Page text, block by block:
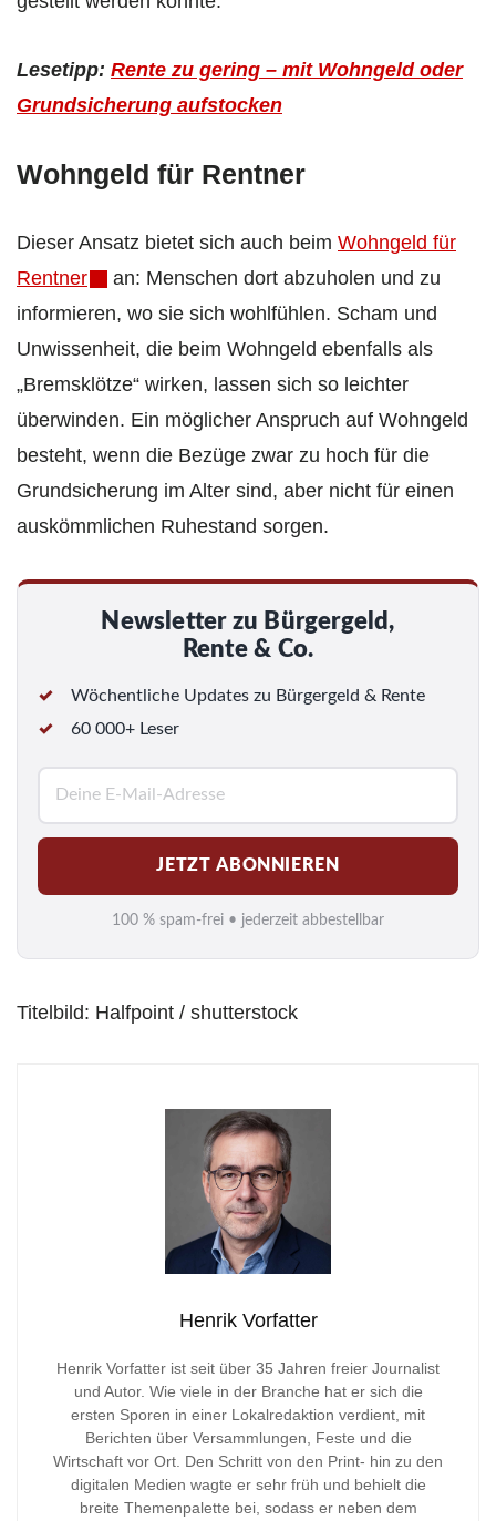
Lesetipp: Rente zu gering – mit Wohngeld oder
Grundsicherung aufstocken
Wohngeld für Rentner
Dieser Ansatz bietet sich auch beim Wohngeld für
Rentner
an: Menschen dort abzuholen und zu
informieren, wo sie sich wohlfühlen. Scham und
Unwissenheit, die beim Wohngeld ebenfalls als
„Bremsklötze“ wirken, lassen sich so leichter
überwinden. Ein möglicher Anspruch auf Wohngeld
besteht, wenn die Bezüge zwar zu hoch für die
Grundsicherung im Alter sind, aber nicht für einen
auskömmlichen Ruhestand sorgen.
Newsletter zu Bürgergeld,
Rente & Co.
Wöchentliche Updates zu Bürgergeld & Rente
60 000+ Leser
M
a
i
l
*
JETZT ABONNIEREN
100 % spam-frei • jederzeit abbestellbar
Titelbild: Halfpoint / shutterstock
Henrik Vorfatter
Henrik Vorfatter ist seit über 35 Jahren freier Journalist
und Autor. Wie viele in der Branche hat er sich die
ersten Sporen in einer Lokalredaktion verdient, mit
Berichten über Versammlungen, Feste und die
Wirtschaft vor Ort. Den Schritt von den Print- hin zu den
digitalen Medien wagte er sehr früh und behielt die
breite Themenpalette bei, sodass er neben dem